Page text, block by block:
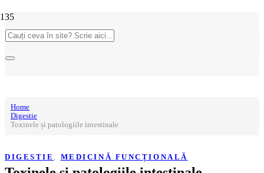
Home
Digestie
Toxinele și patologiile intestinale
DIGESTIE , MEDICINĂ FUNCȚIONALĂ